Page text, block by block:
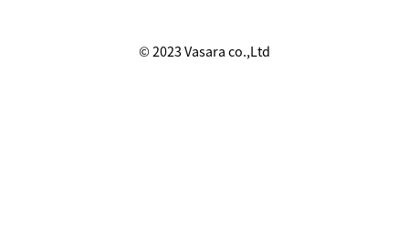
© 2023 Vasara co.,Ltd